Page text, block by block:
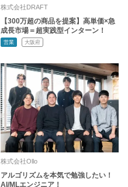
株式会社DRAFT
【300万超の商品を提案】高単価×急
成長市場＝超実践型インターン！
営業 大阪府
株式会社Ollo
アルゴリズムを本気で勉強したい！
AI/MLエンジニア！